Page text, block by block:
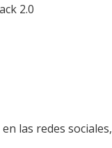
2.0
las redes sociales,